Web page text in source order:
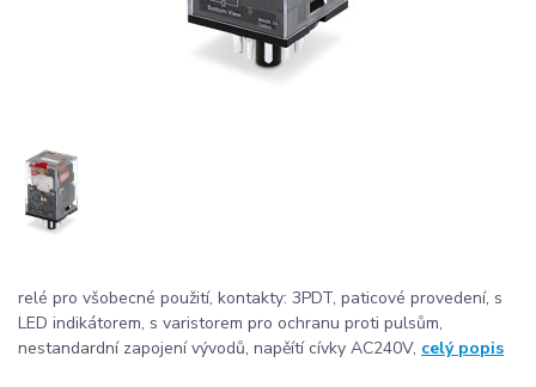
relé pro všobecné použití, kontakty: 3PDT, paticové provedení, s
LED indikátorem, s varistorem pro ochranu proti pulsům,
nestandardní zapojení vývodů, napěítí cívky AC240V, celý popis